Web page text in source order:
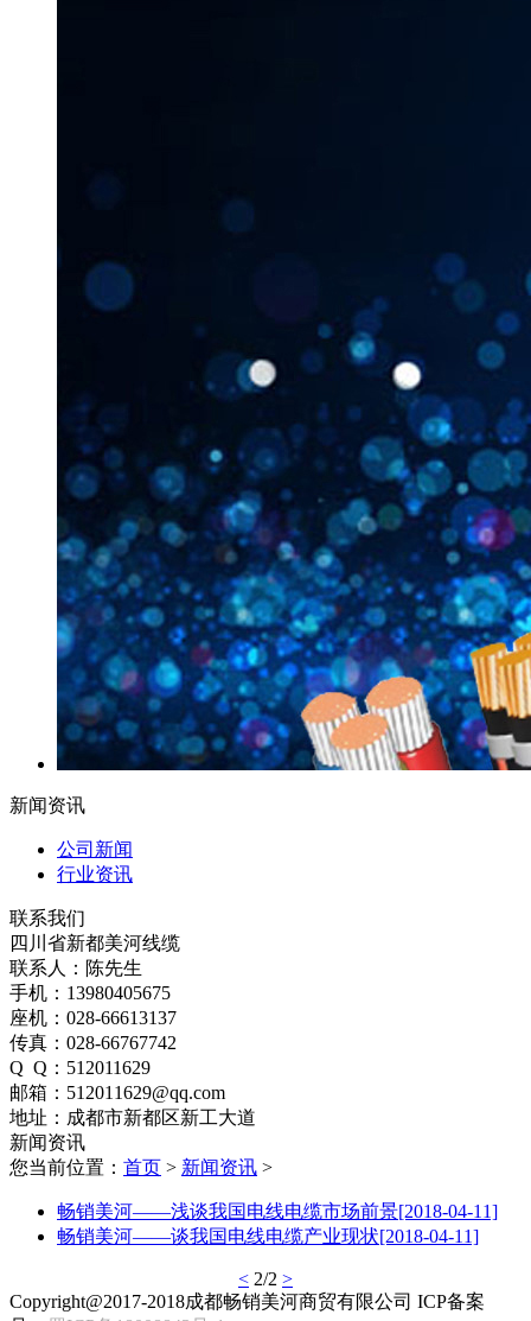
新闻资讯
公司新闻
行业资讯
联系我们
四川省新都美河线缆
联系人：陈先生
手机：13980405675
座机：028-66613137
传真：028-66767742
Q Q：512011629
邮箱：512011629@qq.com
地址：成都市新都区新工大道
新闻资讯
您当前位置： 首页 > 新闻资讯 >
畅销美河——浅谈我国电线电缆市场前景[2018-04-11]
畅销美河——谈我国电线电缆产业现状[2018-04-11]
< 2/2 >
Copyright@2017-2018成都畅销美河商贸有限公司 ICP备案